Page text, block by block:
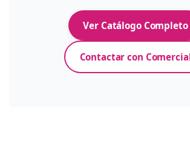
Ver Catálogo Completo
Contactar con